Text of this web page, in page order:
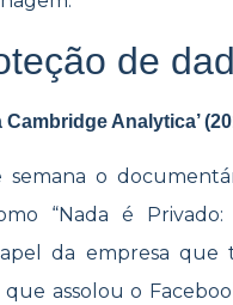
de
Analytica’
o
“Nada é
da empresa que
assolou o